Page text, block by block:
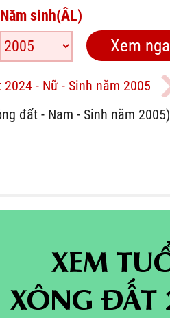
Năm sinh(ÂL)
- Nữ - Sinh năm 2005
đất - Nam - Sinh năm 2005)